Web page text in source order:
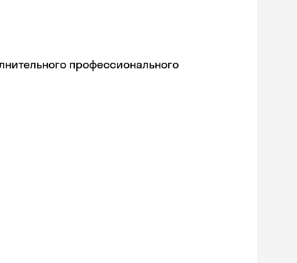
профессионального